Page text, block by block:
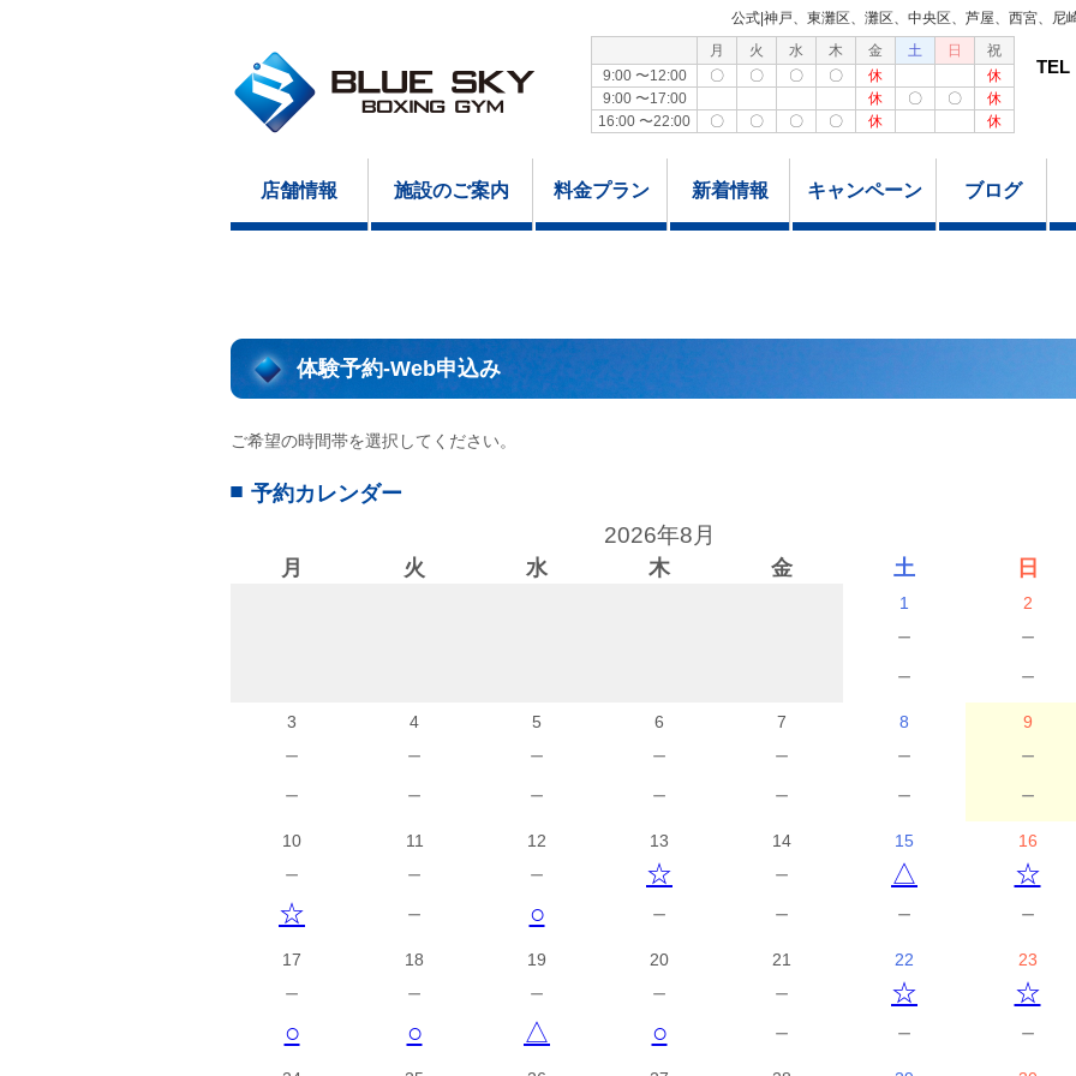
公式|神戸、東灘区、灘区、中央区、芦屋、西宮、
月
火 水 木 金 土 日
祝
9:00 〜12:00
〇 〇 〇 〇 休
休
9:00 〜17:00
休 〇 〇
休
16:00 〜22:00
〇 〇 〇 〇 休 休
TEL
店舗情報 施設のご案内 料金プラン 新着情報 キャンペーン ブログ
体験予約-Web申込み
ご希望の時間帯を選択してください。
予約カレンダー
2026年8月
月 火 水 木 金 土 日
1
－
－
2
－
－
3
－
－
4
－
－
5
－
－
6
－
－
7
－
－
8
－
－
9
－
－
10
－
☆
11
－
－
12
－
○
13
☆
－
14
－
－
15
△
－
16
☆
－
17
－
○
18
－
○
19
－
△
20
－
○
21
－
－
22
☆
－
23
☆
－